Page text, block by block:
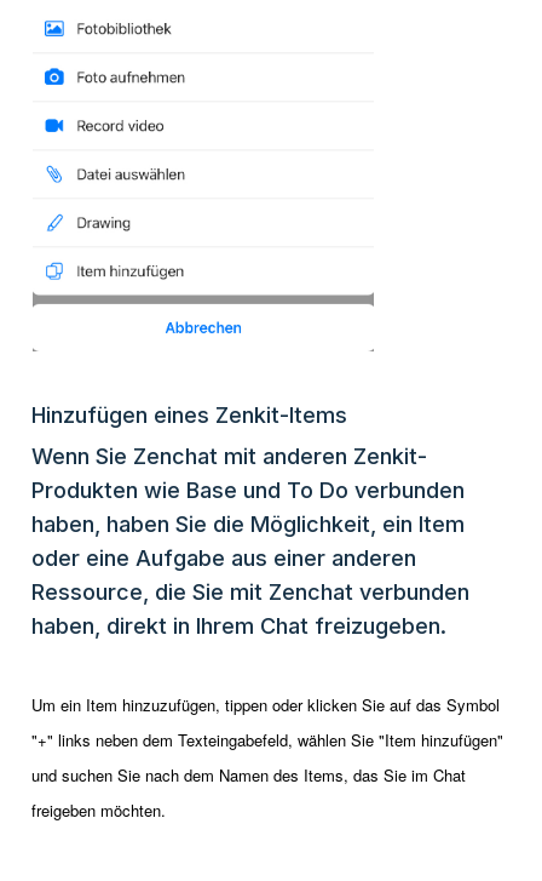
Hinzufügen eines Zenkit-Items
Wenn Sie Zenchat mit anderen Zenkit-
Produkten wie Base und To Do verbunden
haben, haben Sie die Möglichkeit, ein Item
oder eine Aufgabe aus einer anderen
Ressource, die Sie mit Zenchat verbunden
haben, direkt in Ihrem Chat freizugeben.
Um ein Item hinzuzufügen, tippen oder klicken Sie auf das Symbol
"+" links neben dem Texteingabefeld, wählen Sie "Item hinzufügen"
und suchen Sie nach dem Namen des Items, das Sie im Chat
freigeben möchten.